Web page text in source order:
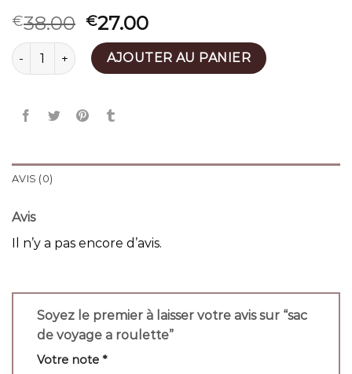
€38.00 €27.00
quantité de sac de voyage a roulette
AJOUTER AU PANIER
AVIS (0)
Avis
Il n’y a pas encore d’avis.
Soyez le premier à laisser votre avis sur “sac
de voyage a roulette”
Votre note *